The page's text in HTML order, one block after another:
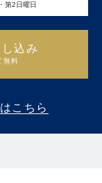
第2日曜日
込み
無料
こちら